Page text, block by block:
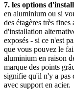
7. les options
en aluminium ou si
des étagères très
d'installation
exposés - si ce n'est
que vous pouvez le
aluminium en raison
marque des points
signifie qu'il n'y a pas
avec support en acier.